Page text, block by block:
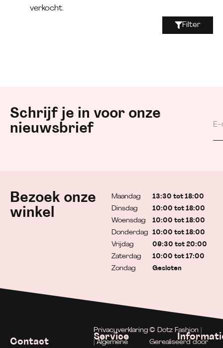
verkocht.
Filter
Schrijf je in voor onze
nieuwsbrief
Bezoek onze
winkel
Maandag
Dinsdag
Woensdag
Donderdag
Vrijdag
Zaterdag
Zondag
13:30 tot 18:00
10:00 tot 18:00
10:00 tot 18:00
10:00 tot 18:00
09:30 tot 20:00
10:00 tot 17:00
Gesloten
Contact Service
Privacyverklaring
| Algemene
© Dotz Fashion |
Gerealiseerd door